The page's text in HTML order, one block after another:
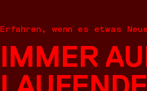
Erfahren, wenn es etwas
IMMER